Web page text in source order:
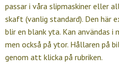
passar i våra slipmaskiner eller
skaft (vanlig standard). Den här
blir en blank yta. Kan användas i
men också på ytor. Hållaren på
genom att klicka på rubriken.